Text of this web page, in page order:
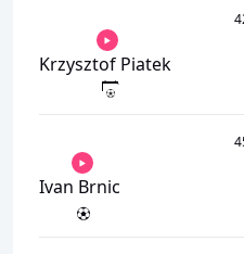
Krzysztof Piatek
Ivan Brnic